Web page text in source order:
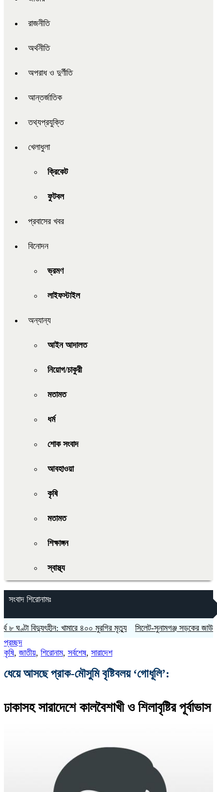
রাজনীতি
অর্থনীতি
অপরাধ ও দুর্ণীতি
আন্তর্জাতিক
তথ্যপ্রযুক্তি
খেলাধুলা
ক্রিকেট
ফুটবল
প্রবাসের খবর
বিনোদন
ভ্রমণ
লাইফস্টাইল
অন্যান্য
আইন আদালত
নিয়োগ/চাকুরী
মতামত
ধর্ম
শোক সংবাদ
আবহাওয়া
কৃষি
মতামত
শিক্ষাঙ্গন
স্বাস্থ্য
সংবাদ শিরোনামঃ
বিদ্যুৎহীন: খামারে ৪০০ মুরগির মৃত্যু ‎সিলেট-সুনামগঞ্জ সড়কের জাউয়াবাজারে
প্রচ্ছদ
কৃষি, জাতীয়, শিরোনাম, সর্বশেষ, সারাদেশ
ধেয়ে আসছে প্রাক-মৌসুমি বৃষ্টিবলয় ‘গোধূলি’:
ঢাকাসহ সারাদেশে কালবৈশাখী ও শিলাবৃষ্টির পূর্বাভাস